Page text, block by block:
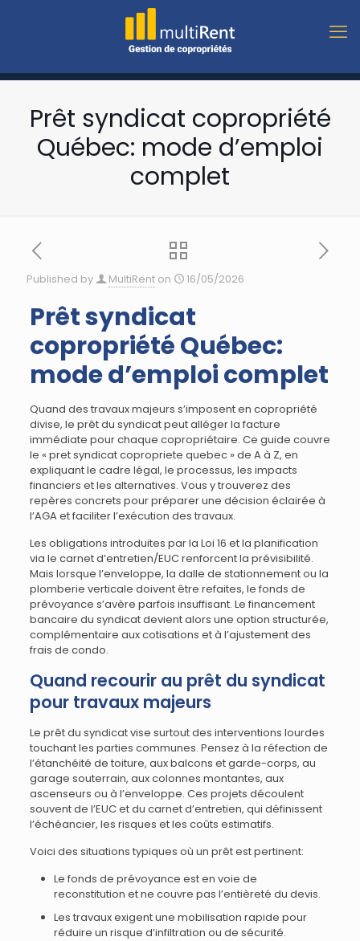
Prêt syndicat copropriété
Québec: mode d’emploi
complet
Published by MultiRent on 16/05/2026
Prêt syndicat
copropriété Québec:
mode d’emploi complet
Quand des travaux majeurs s’imposent en copropriété
divise, le prêt du syndicat peut alléger la facture
immédiate pour chaque copropriétaire. Ce guide couvre
le « pret syndicat copropriete quebec » de A à Z, en
expliquant le cadre légal, le processus, les impacts
financiers et les alternatives. Vous y trouverez des
repères concrets pour préparer une décision éclairée à
l’AGA et faciliter l’exécution des travaux.
Les obligations introduites par la Loi 16 et la planification
via le carnet d’entretien/EUC renforcent la prévisibilité.
Mais lorsque l’enveloppe, la dalle de stationnement ou la
plomberie verticale doivent être refaites, le fonds de
prévoyance s’avère parfois insuffisant. Le financement
bancaire du syndicat devient alors une option structurée,
complémentaire aux cotisations et à l’ajustement des
frais de condo.
Quand recourir au prêt du syndicat
pour travaux majeurs
Le prêt du syndicat vise surtout des interventions lourdes
touchant les parties communes. Pensez à la réfection de
l’étanchéité de toiture, aux balcons et garde-corps, au
garage souterrain, aux colonnes montantes, aux
ascenseurs ou à l’enveloppe. Ces projets découlent
souvent de l’EUC et du carnet d’entretien, qui définissent
l’échéancier, les risques et les coûts estimatifs.
Voici des situations typiques où un prêt est pertinent:
Le fonds de prévoyance est en voie de
reconstitution et ne couvre pas l’entièreté du devis.
Les travaux exigent une mobilisation rapide pour
réduire un risque d’infiltration ou de sécurité.